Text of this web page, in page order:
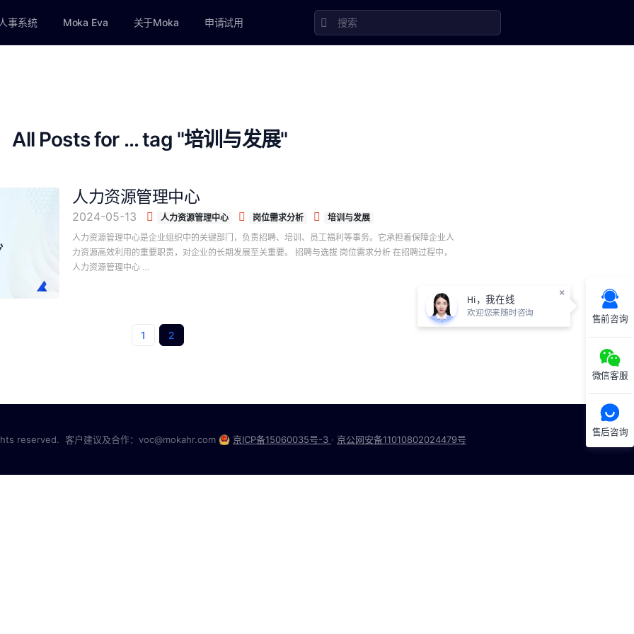
人事系统 Moka Eva 关于Moka 申请试用
All Posts for ... tag "培训与发展"
人力资源管理中心
2024-05-13 人力资源管理中心 岗位需求分析
培训与发展
人力资源管理中心是企业组织中的关键部门，负责招聘、培训、员工福利等事务。它承担着保障企业人
力资源高效利用的重要职责，对企业的长期发展至关重要。 招聘与选拔 岗位需求分析 在招聘过程中，
人力资源管理中心 …
1 2
reserved. 客户建议及合作：voc@mokahr.com 京ICP备15060035号-3 · 京公网安备11010802024479号
售前咨询
×
Hi，我在线
欢迎您来随时咨询
微信客服
售后咨询